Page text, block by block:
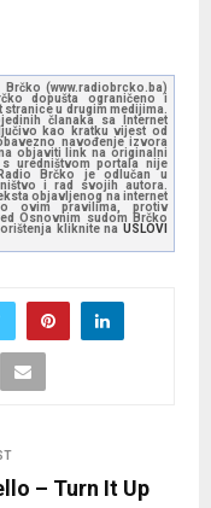
(www.radiobrcko.ba)
dopušta ograničeno i
u drugim medijima.
članaka sa Internet
kao kratku vijest od
navođenje izvora
objaviti link na originalni
uredništvom portala nije
Brčko je odlučan u
i rad svojih autora.
objavljenog na internet
ovim pravilima, protiv
Osnovnim sudom Brčko
kliknite na USLOVI
– Turn It Up